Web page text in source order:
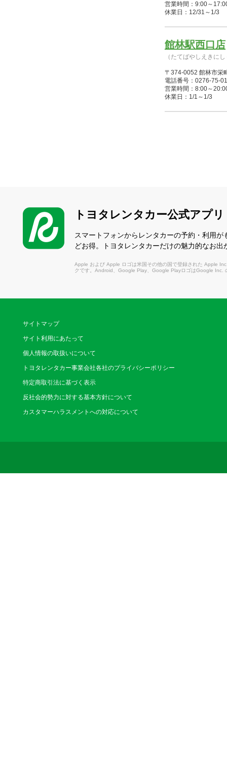
営業時間：9:00～
休業日：12/31～1/3
館林駅西口店
（たてばやしえきに
〒374-0052 館林市栄
電話番号：0276-75-
営業時間：8:00～
休業日：1/1～1/3
トヨタレンタカー公式アプリ
スマートフォンからレンタカーの予約・利用
どお得。トヨタレンタカーだけの魅力的なお出
Apple および Apple ロゴは米国その他の国で登録された Apple
クです。Android、Google Play、Google PlayロゴはGoogle Inc.
サイトマップ
サイト利用にあたって
個人情報の取扱いについて
トヨタレンタカー事業会社各社のプライバシーポリシー
特定商取引法に基づく表示
反社会的勢力に対する基本方針について
カスタマーハラスメントへの対応について